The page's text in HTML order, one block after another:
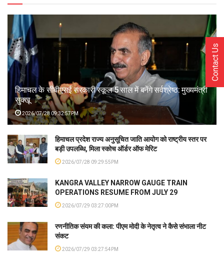
हिमाचल के सीबीएसई सरकारी स्कूल 5 साल में बनेंगे सर्वश्रेष्ठ: मुख्यमंत्री
सुक्खू
2026/07/28 09:32:57PM
हिमाचल प्रदेश राज्य अनुसूचित जाति आयोग को राष्ट्रीय स्तर पर
बड़ी उपलब्धि, मिला स्कोच ऑर्डर ऑफ मेरिट
2026/07/28 09:29:55PM
KANGRA VALLEY NARROW GAUGE TRAIN
OPERATIONS RESUME FROM JULY 29
2026/07/29 03:27:00PM
रणनीतिक संयम की कला: पीएम मोदी के नेतृत्व ने कैसे संभाला नीट
संकट
2026/07/29 03:27:54PM
Contact Us